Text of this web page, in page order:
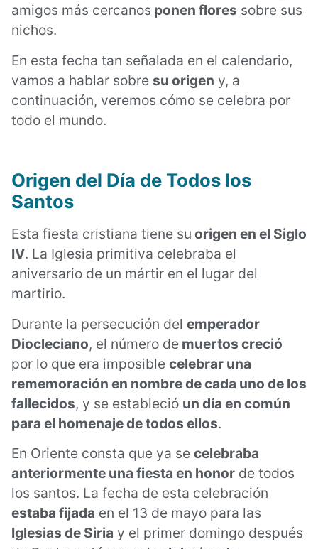
amigos más cercanos ponen flores sobre sus
nichos.
En esta fecha tan señalada en el calendario,
vamos a hablar sobre su origen y, a
continuación, veremos cómo se celebra por
todo el mundo.
Origen del Día de Todos los
Santos
Esta fiesta cristiana tiene su origen en el Siglo
IV. La Iglesia primitiva celebraba el
aniversario de un mártir en el lugar del
martirio.
Durante la persecución del emperador
Diocleciano, el número de muertos creció
por lo que era imposible celebrar una
rememoración en nombre de cada uno de los
fallecidos, y se estableció un día en común
para el homenaje de todos ellos.
En Oriente consta que ya se celebraba
anteriormente una fiesta en honor de todos
los santos. La fecha de esta celebración
estaba fijada en el 13 de mayo para las
Iglesias de Siria y el primer domingo después